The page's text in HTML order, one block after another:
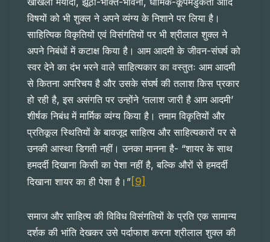
विषयों को भी शुक्ल ने अपने व्यंग्य के निशाने पर लिया है।
साहित्यिक विकृतियों एवं विसंगतियों पर भी श्रीलाल शुक्ल ने
अपने निबंधों में कटाक्ष किया है। आम आदमी के जीवन-संघर्ष को
स्वर देने का दंभ भरने वाले साहित्यकार का वस्तुतः आम आदमी
से कितना अपरिचय है और उसके संघर्ष की तलाश किस प्रकार
हो रही है, इस असंगति पर उन्होंने ‘तलाश जारी है आम आदमी’
शीर्षक निबंध में मार्मिक व्यंग्य किया है। तमाम विकृतियों और
प्रतिकूल स्थितियों के बावजूद साहित्य और साहित्यकारों पर से
उनकी आस्था डिगती नहीं। उनका मानना है- “शायर के साथ
हमदर्दी दिखाना किसी का पेशा नहीं है, बल्कि औरों से हमदर्दी
दिखाना शायर का ही पेशा है।” [9]
समाज और साहित्य की विविध विसंगतियों के प्रति एक सामान्य
दर्शक की भांति देखकर उसे पर्दाफाश करना श्रीलाल शुक्ल की